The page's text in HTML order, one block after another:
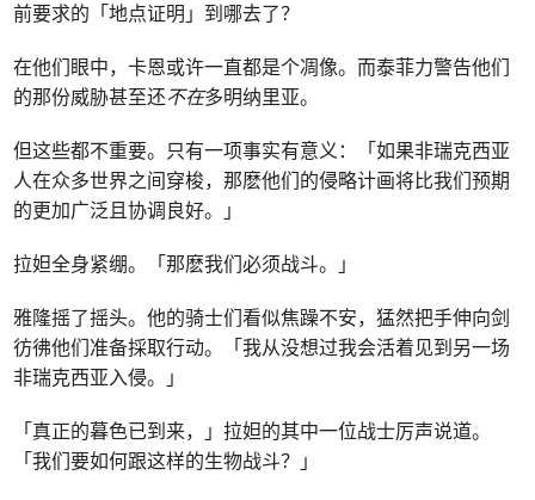
前要求的「地点证明」到哪去了？
在他们眼中，卡恩或许一直都是个凋像。而泰菲力警告他们
的那份威胁甚至还不在多明纳里亚。
但这些都不重要。只有一项事实有意义：「如果非瑞克西亚
人在众多世界之间穿梭，那麽他们的侵略计画将比我们预期
的更加广泛且协调良好。」
拉妲全身紧绷。「那麽我们必须战斗。」
雅隆摇了摇头。他的骑士们看似焦躁不安，猛然把手伸向剑
彷彿他们准备採取行动。「我从没想过我会活着见到另一场
非瑞克西亚入侵。」
「真正的暮色已到来，」拉妲的其中一位战士厉声说道。
「我们要如何跟这样的生物战斗？」